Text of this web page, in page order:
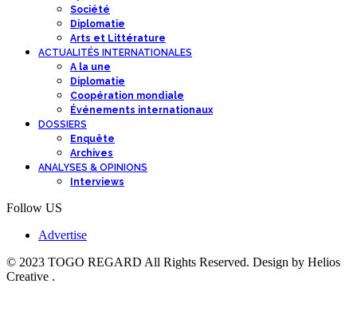
Société
Diplomatie
Arts et Littérature
ACTUALITÉS INTERNATIONALES
A la une
Diplomatie
Coopération mondiale
Événements internationaux
DOSSIERS
Enquête
Archives
ANALYSES & OPINIONS
Interviews
Follow US
Advertise
© 2023 TOGO REGARD All Rights Reserved. Design by Helios
Creative .